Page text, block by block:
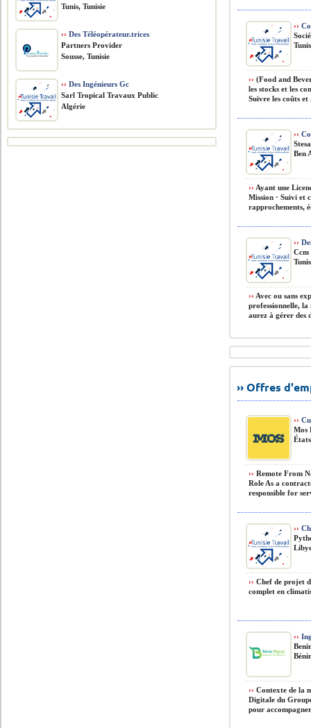
››
›› (Food and
les stocks et les
Suivre les coûts et
››
Stesa
Ben
›› Ayant une
Mission · Suivi et
rapprochements,
››
Ccm
›› Avec ou sans
professionnelle,
aurez à gérer des
›› Offres
››
Mos
›› Remote From
Role As a
responsible for
››
›› Chef de projet
complet en
››
›› Contexte de la
Digitale du
pour
Tunis, Tunisie
›› Des Téléopérateur.trices
Partners Provider
Sousse, Tunisie
›› Des Ingénieurs Gc
Sarl Tropical Travaux Public
Algérie